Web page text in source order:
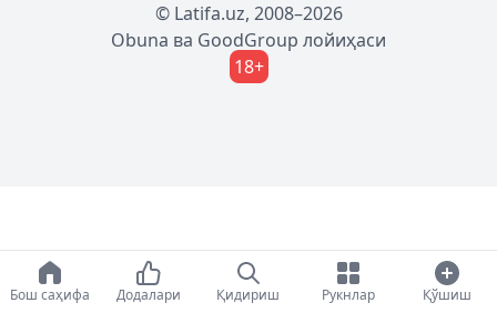
© Latifa.uz, 2008–2026
Obuna ва GoodGroup лойиҳаси
18+
Бош саҳифа Додалари Қидириш Рукнлар Қўшиш